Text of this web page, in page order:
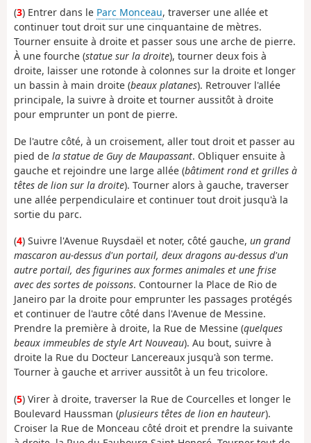
(3) Entrer dans le Parc Monceau, traverser une allée et
continuer tout droit sur une cinquantaine de mètres.
Tourner ensuite à droite et passer sous une arche de pierre.
À une fourche (statue sur la droite), tourner deux fois à
droite, laisser une rotonde à colonnes sur la droite et longer
un bassin à main droite (beaux platanes). Retrouver l'allée
principale, la suivre à droite et tourner aussitôt à droite
pour emprunter un pont de pierre.
De l'autre côté, à un croisement, aller tout droit et passer au
pied de la statue de Guy de Maupassant. Obliquer ensuite à
gauche et rejoindre une large allée (bâtiment rond et grilles à
têtes de lion sur la droite). Tourner alors à gauche, traverser
une allée perpendiculaire et continuer tout droit jusqu'à la
sortie du parc.
(4) Suivre l'Avenue Ruysdaël et noter, côté gauche, un grand
mascaron au-dessus d'un portail, deux dragons au-dessus d'un
autre portail, des figurines aux formes animales et une frise
avec des sortes de poissons. Contourner la Place de Rio de
Janeiro par la droite pour emprunter les passages protégés
et continuer de l'autre côté dans l'Avenue de Messine.
Prendre la première à droite, la Rue de Messine (quelques
beaux immeubles de style Art Nouveau). Au bout, suivre à
droite la Rue du Docteur Lancereaux jusqu'à son terme.
Tourner à gauche et arriver aussitôt à un feu tricolore.
(5) Virer à droite, traverser la Rue de Courcelles et longer le
Boulevard Haussman (plusieurs têtes de lion en hauteur).
Croiser la Rue de Monceau côté droit et prendre la suivante